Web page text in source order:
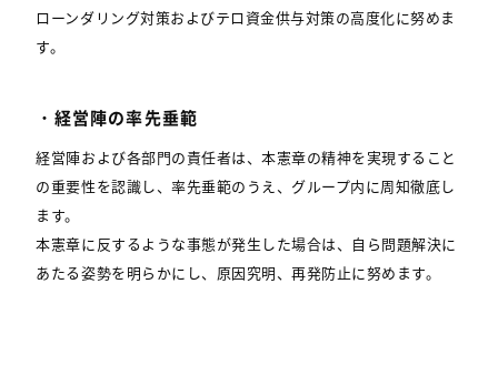
ローンダリング対策およびテロ資金供与対策の高度化に努めま
す。
・経営陣の率先垂範
経営陣および各部門の責任者は、本憲章の精神を実現すること
の重要性を認識し、率先垂範のうえ、グループ内に周知徹底し
ます。
本憲章に反するような事態が発生した場合は、自ら問題解決に
あたる姿勢を明らかにし、原因究明、再発防止に努めます。